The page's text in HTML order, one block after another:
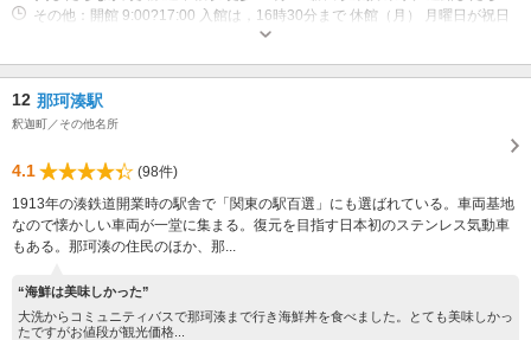
その他：開館 9:00?17:00 入館は，16時30分まで 休館（月） 月曜日が祝日
12 那珂湊駅
釈迦町／その他名所
4.1
(98件)
1913年の湊鉄道開業時の駅舎で「関東の駅百選」にも選ばれている。車両基地
なので懐かしい車両が一堂に集まる。復元を目指す日本初のステンレス気動車
もある。那珂湊の住民のほか、那...
“海鮮は美味しかった”
大洗からコミュニティバスで那珂湊まで行き海鮮丼を食べました。とても美味しかっ
たですがお値段が観光価格...